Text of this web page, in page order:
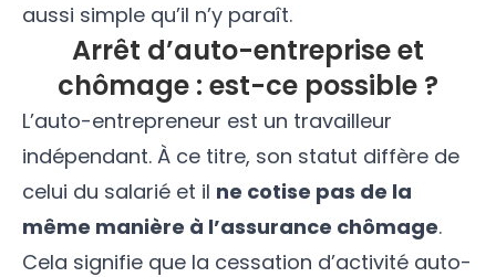
aussi simple qu’il n’y paraît.
Arrêt d’auto-entreprise et
chômage : est-ce possible ?
L’auto-entrepreneur est un travailleur
indépendant. À ce titre, son statut diffère de
celui du salarié et il ne cotise pas de la
même manière à l’assurance chômage.
Cela signifie que la cessation d’activité auto-